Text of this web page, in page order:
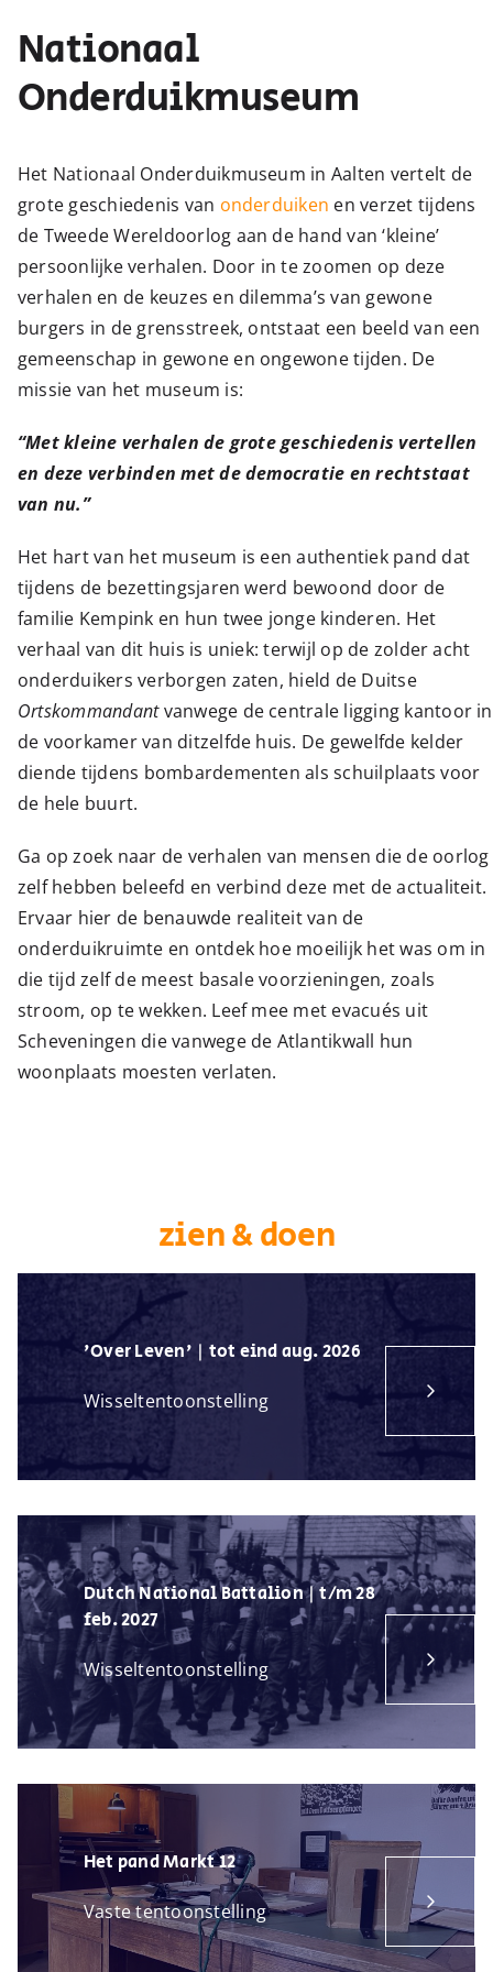
Nationaal
Onderduikmuseum
Het Nationaal Onderduikmuseum in Aalten vertelt de
grote geschiedenis van onderduiken en verzet tijdens
de Tweede Wereldoorlog aan de hand van ‘kleine’
persoonlijke verhalen. Door in te zoomen op deze
verhalen en de keuzes en dilemma’s van gewone
burgers in de grensstreek, ontstaat een beeld van een
gemeenschap in gewone en ongewone tijden. De
missie van het museum is:
“Met kleine verhalen de grote geschiedenis vertellen
en deze verbinden met de democratie en rechtstaat
van nu.”
Het hart van het museum is een authentiek pand dat
tijdens de bezettingsjaren werd bewoond door de
familie Kempink en hun twee jonge kinderen. Het
verhaal van dit huis is uniek: terwijl op de zolder acht
onderduikers verborgen zaten, hield de Duitse
Ortskommandantvanwege de centrale ligging kantoor in
de voorkamer van ditzelfde huis. De gewelfde kelder
diende tijdens bombardementen als schuilplaats voor
de hele buurt.
Ga op zoek naar de verhalen van mensen die de oorlog
zelf hebben beleefd en verbind deze met de actualiteit.
Ervaar hier de benauwde realiteit van de
onderduikruimte en ontdek hoe moeilijk het was om in
die tijd zelf de meest basale voorzieningen, zoals
stroom, op te wekken. Leef mee met evacués uit
Scheveningen die vanwege de Atlantikwall hun
woonplaats moesten verlaten.
zien & doen
'Over Leven' | tot eind aug. 2026
Wisseltentoonstelling
Dutch National Battalion | t/m 28
feb. 2027
Wisseltentoonstelling
Het pand Markt 12
Vaste tentoonstelling